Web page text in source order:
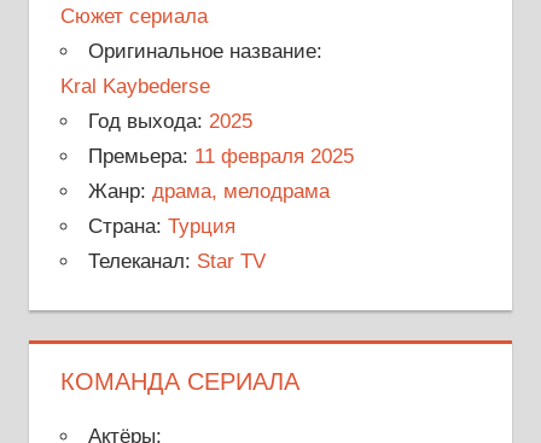
Сюжет сериала
Оригинальное название:
Kral Kaybederse
Год выхода: 2025
Премьера: 11 февраля 2025
Жанр: драма, мелодрама
Страна: Турция
Телеканал: Star TV
КОМАНДА СЕРИАЛА
Актёры: